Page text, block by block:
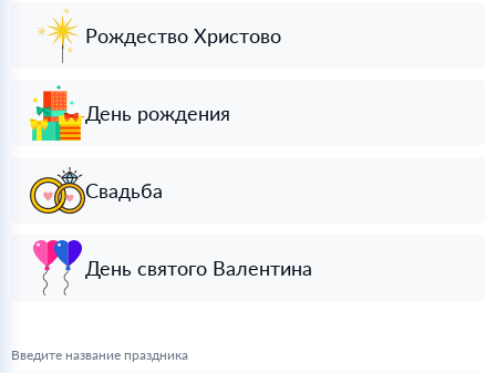
Рождество Христово
День рождения
Свадьба
День святого Валентина
Введите название праздника